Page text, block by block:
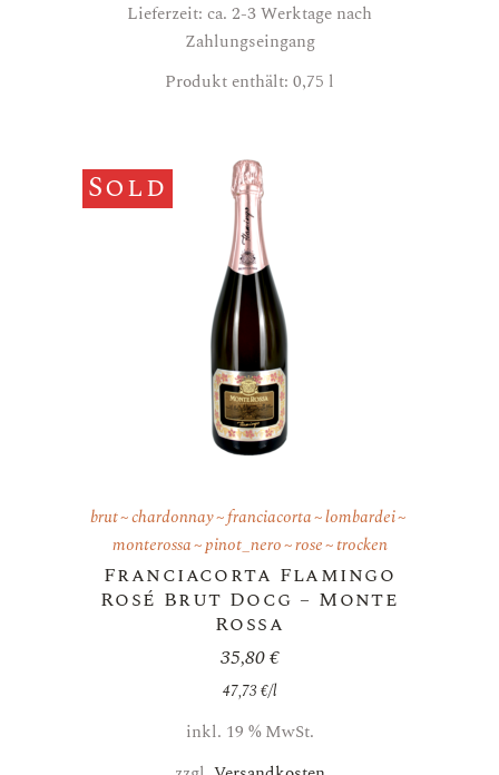
Lieferzeit: ca. 2-3 Werktage nach
Zahlungseingang
Produkt enthält: 0,75 l
Sold
brut chardonnay franciacorta lombardei
monterossa pinot_nero rose trocken
Franciacorta Flamingo
Rosé Brut Docg – Monte
Rossa
35,80€
47,73 €/l
inkl. 19 % MwSt.